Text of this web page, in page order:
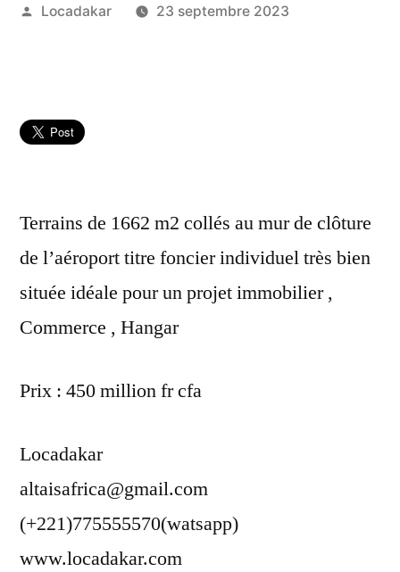
Publié
Locadakar 23 septembre 2023
Terrains de 1662 m2 collés au mur de clôture
de l’aéroport titre foncier individuel très bien
située idéale pour un projet immobilier ,
Commerce , Hangar
Prix : 450 million fr cfa
Locadakar
altaisafrica@gmail.com
(+221)775555570(watsapp)
www.locadakar.com